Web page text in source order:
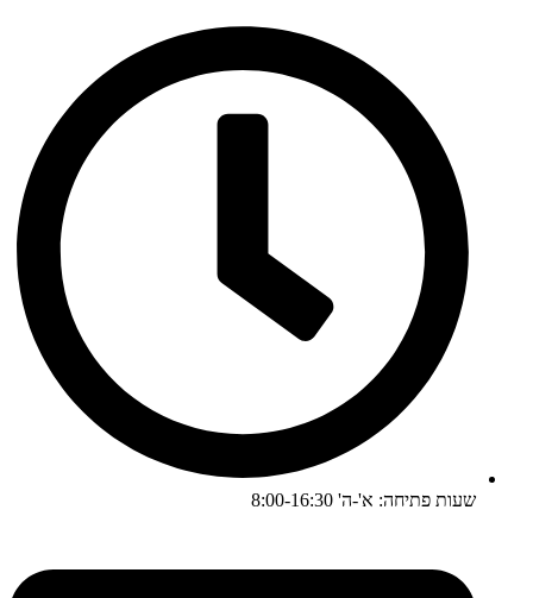
שעות פתיחה: א'-ה' 8:00-16:30